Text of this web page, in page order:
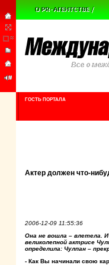
ГОСТЬ ПОРТАЛА
Актер должен что-
2006-12-09 11:55:36
Она не вошла – влетела. И
великолепной актрисе
определила: Чулпан –
- Как Вы начинали свою